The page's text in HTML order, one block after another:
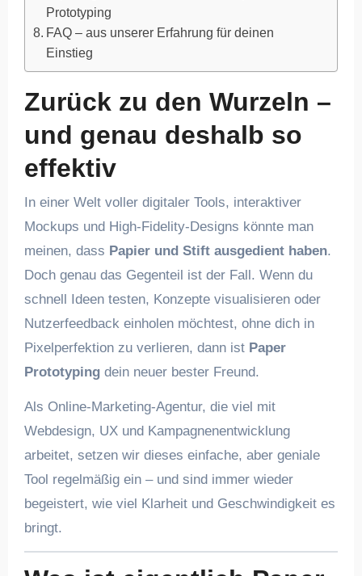
Prototyping
FAQ – aus unserer Erfahrung für deinen
Einstieg
Zurück zu den Wurzeln –
und genau deshalb so
effektiv
In einer Welt voller digitaler Tools, interaktiver
Mockups und High-Fidelity-Designs könnte man
meinen, dass Papier und Stift ausgedient haben.
Doch genau das Gegenteil ist der Fall. Wenn du
schnell Ideen testen, Konzepte visualisieren oder
Nutzerfeedback einholen möchtest, ohne dich in
Pixelperfektion zu verlieren, dann ist Paper
Prototypingdein neuer bester Freund.
Als Online-Marketing-Agentur, die viel mit
Webdesign, UX und Kampagnenentwicklung
arbeitet, setzen wir dieses einfache, aber geniale
Tool regelmäßig ein – und sind immer wieder
begeistert, wie viel Klarheit und Geschwindigkeit es
bringt.